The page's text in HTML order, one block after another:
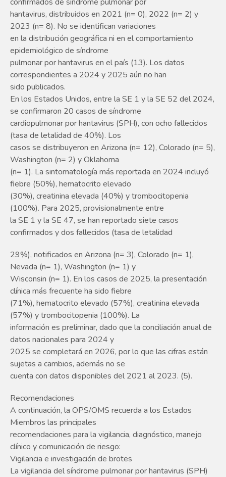
hantavirus, distribuidos en 2021 (n= 0), 2022 (n= 2) y
2023 (n= 8). No se identifican variaciones
en la distribución geográfica ni en el comportamiento
epidemiológico de síndrome
pulmonar por hantavirus en el país (13). Los datos
correspondientes a 2024 y 2025 aún no han
sido publicados.
En los Estados Unidos, entre la SE 1 y la SE 52 del 2024,
se confirmaron 20 casos de síndrome
cardiopulmonar por hantavirus (SPH), con ocho fallecidos
(tasa de letalidad de 40%). Los
casos se distribuyeron en Arizona (n= 12), Colorado (n= 5),
Washington (n= 2) y Oklahoma
(n= 1). La sintomatología más reportada en 2024 incluyó
fiebre (50%), hematocrito elevado
(30%), creatinina elevada (40%) y trombocitopenia
(100%). Para 2025, provisionalmente entre
la SE 1 y la SE 47, se han reportado siete casos
confirmados y dos fallecidos (tasa de letalidad
29%), notificados en Arizona (n= 3), Colorado (n= 1),
Nevada (n= 1), Washington (n= 1) y
Wisconsin (n= 1). En los casos de 2025, la presentación
clínica más frecuente ha sido fiebre
(71%), hematocrito elevado (57%), creatinina elevada
(57%) y trombocitopenia (100%). La
información es preliminar, dado que la conciliación anual de
datos nacionales para 2024 y
2025 se completará en 2026, por lo que las cifras están
sujetas a cambios, además no se
cuenta con datos disponibles del 2021 al 2023. (5).
Recomendaciones
A continuación, la OPS/OMS recuerda a los Estados
Miembros las principales
recomendaciones para la vigilancia, diagnóstico, manejo
clínico y comunicación de riesgo:
Vigilancia e investigación de brotes
La vigilancia del síndrome pulmonar por hantavirus (SPH)